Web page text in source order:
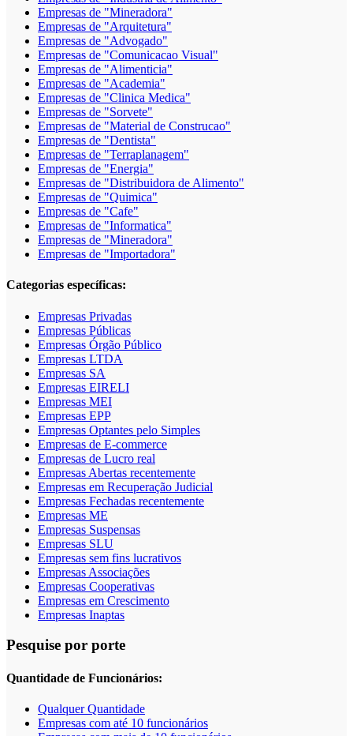
Empresas de "Mineradora"
Empresas de "Arquitetura"
Empresas de "Advogado"
Empresas de "Comunicacao Visual"
Empresas de "Alimenticia"
Empresas de "Academia"
Empresas de "Clinica Medica"
Empresas de "Sorvete"
Empresas de "Material de Construcao"
Empresas de "Dentista"
Empresas de "Terraplanagem"
Empresas de "Energia"
Empresas de "Distribuidora de Alimento"
Empresas de "Quimica"
Empresas de "Cafe"
Empresas de "Informatica"
Empresas de "Mineradora"
Empresas de "Importadora"
Categorias específicas:
Empresas Privadas
Empresas Públicas
Empresas Órgão Público
Empresas LTDA
Empresas SA
Empresas EIRELI
Empresas MEI
Empresas EPP
Empresas Optantes pelo Simples
Empresas de E-commerce
Empresas de Lucro real
Empresas Abertas recentemente
Empresas em Recuperação Judicial
Empresas Fechadas recentemente
Empresas ME
Empresas Suspensas
Empresas SLU
Empresas sem fins lucrativos
Empresas Associações
Empresas Cooperativas
Empresas em Crescimento
Empresas Inaptas
Pesquise por porte
Quantidade de Funcionários:
Qualquer Quantidade
Empresas com até 10 funcionários